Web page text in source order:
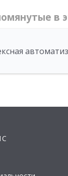
в